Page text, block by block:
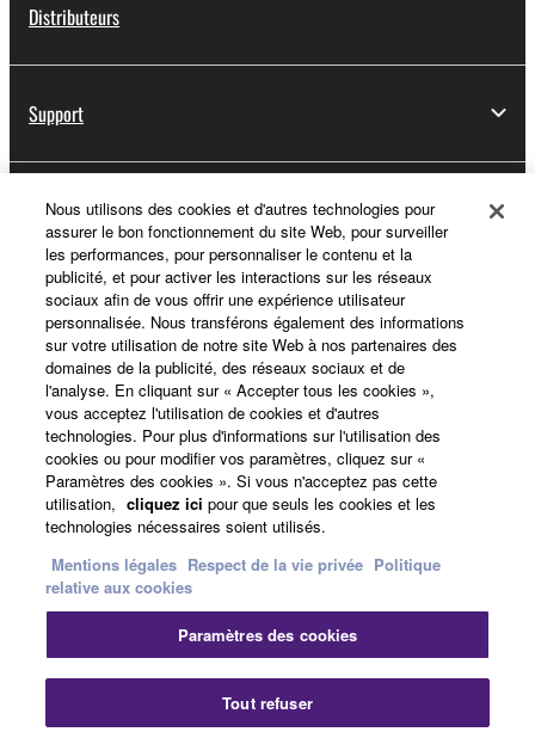
Distributeurs
Support
Yamaha Music ID - Enregistrement
A propos de Yamaha
France - French
Professionnel
Nous contacterConditions d'utilisation
Respect de la vie privéePolitique relative aux cookies
Mentions légales
Nous utilisons des cookies et d'autres technologies pour
assurer le bon fonctionnement du site Web, pour surveiller
les performances, pour personnaliser le contenu et la
publicité, et pour activer les interactions sur les réseaux
sociaux afin de vous offrir une expérience utilisateur
personnalisée. Nous transférons également des informations
sur votre utilisation de notre site Web à nos partenaires des
domaines de la publicité, des réseaux sociaux et de
l'analyse. En cliquant sur « Accepter tous les cookies »,
vous acceptez l'utilisation de cookies et d'autres
technologies. Pour plus d'informations sur l'utilisation des
cookies ou pour modifier vos paramètres, cliquez sur «
Paramètres des cookies ». Si vous n'acceptez pas cette
utilisation, cliquez ici pour que seuls les cookies et les
technologies nécessaires soient utilisés.
Mentions légales Respect de la vie privée Politique
relative aux cookies
Paramètres des cookies
Tout refuser